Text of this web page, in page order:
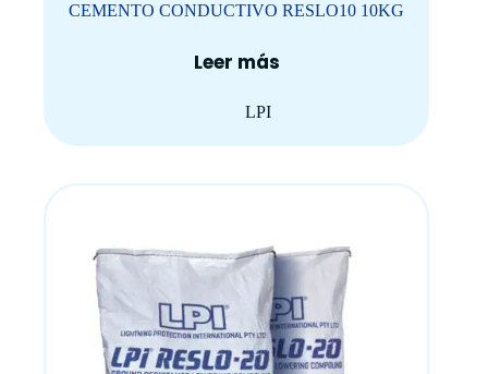
CEMENTO CONDUCTIVO RESLO10 10KG
Leer más
LPI